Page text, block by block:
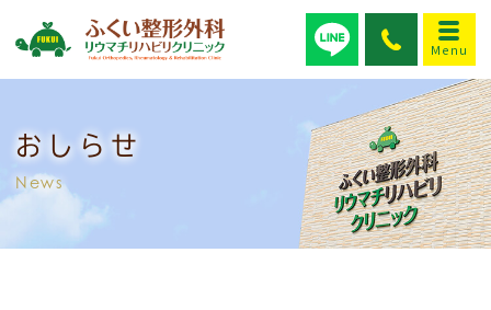
おしらせ
News